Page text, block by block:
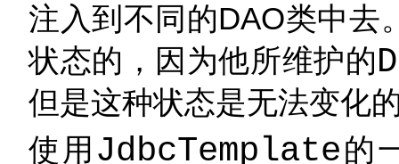
注入到不同的DAO类中去
状态的，因为他所维护的
但是这种状态是无法变化
使用 JdbcTemplate的